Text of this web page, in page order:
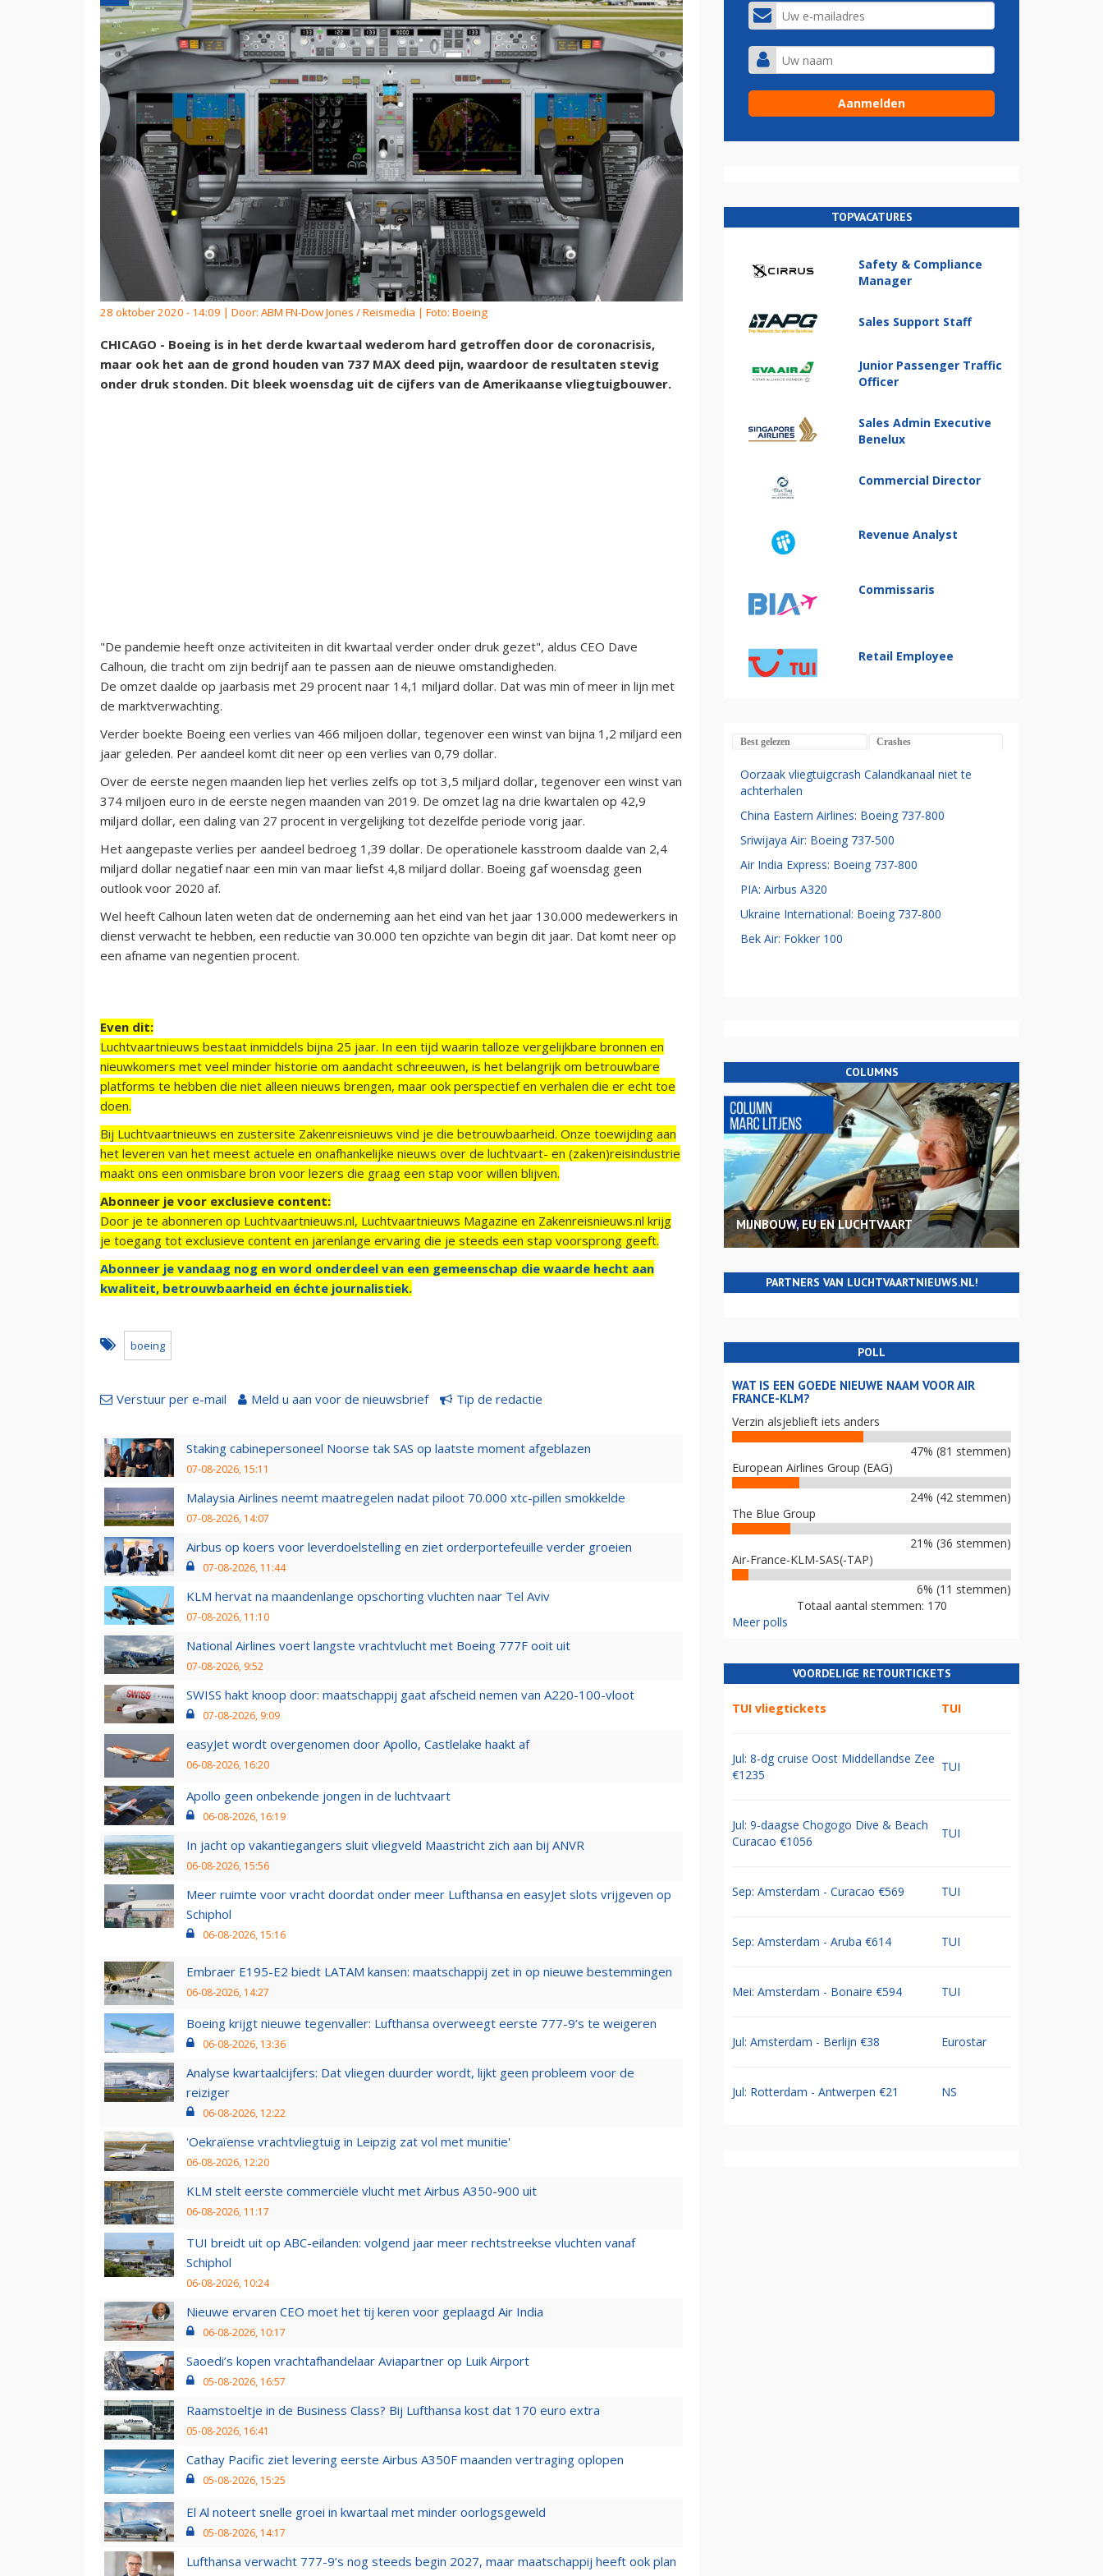
28 oktober 2020 - 14:09 | Door: ABM FN-Dow Jones / Reismedia | Foto: Boeing
CHICAGO - Boeing is in het derde kwartaal wederom hard getroffen door de coronacrisis,
maar ook het aan de grond houden van 737 MAX deed pijn, waardoor de resultaten stevig
onder druk stonden. Dit bleek woensdag uit de cijfers van de Amerikaanse vliegtuigbouwer.
"De pandemie heeft onze activiteiten in dit kwartaal verder onder druk gezet", aldus CEO Dave
Calhoun, die tracht om zijn bedrijf aan te passen aan de nieuwe omstandigheden.
De omzet daalde op jaarbasis met 29 procent naar 14,1 miljard dollar. Dat was min of meer in lijn met
de marktverwachting.
Verder boekte Boeing een verlies van 466 miljoen dollar, tegenover een winst van bijna 1,2 miljard een
jaar geleden. Per aandeel komt dit neer op een verlies van 0,79 dollar.
Over de eerste negen maanden liep het verlies zelfs op tot 3,5 miljard dollar, tegenover een winst van
374 miljoen euro in de eerste negen maanden van 2019. De omzet lag na drie kwartalen op 42,9
miljard dollar, een daling van 27 procent in vergelijking tot dezelfde periode vorig jaar.
Het aangepaste verlies per aandeel bedroeg 1,39 dollar. De operationele kasstroom daalde van 2,4
miljard dollar negatief naar een min van maar liefst 4,8 miljard dollar. Boeing gaf woensdag geen
outlook voor 2020 af.
Wel heeft Calhoun laten weten dat de onderneming aan het eind van het jaar 130.000 medewerkers in
dienst verwacht te hebben, een reductie van 30.000 ten opzichte van begin dit jaar. Dat komt neer op
een afname van negentien procent.
Even dit:
Luchtvaartnieuws bestaat inmiddels bijna 25 jaar. In een tijd waarin talloze vergelijkbare bronnen en
nieuwkomers met veel minder historie om aandacht schreeuwen, is het belangrijk om betrouwbare
platforms te hebben die niet alleen nieuws brengen, maar ook perspectief en verhalen die er echt toe
doen.
Bij Luchtvaartnieuws en zustersite Zakenreisnieuws vind je die betrouwbaarheid. Onze toewijding aan
het leveren van het meest actuele en onafhankelijke nieuws over de luchtvaart- en (zaken)reisindustrie
maakt ons een onmisbare bron voor lezers die graag een stap voor willen blijven.
Abonneer je voor exclusieve content:
Door je te abonneren op Luchtvaartnieuws.nl, Luchtvaartnieuws Magazine en Zakenreisnieuws.nl krijg
je toegang tot exclusieve content en jarenlange ervaring die je steeds een stap voorsprong geeft.
Abonneer je vandaag nog en word onderdeel van een gemeenschap die waarde hecht aan
kwaliteit, betrouwbaarheid en échte journalistiek.
boeing
Verstuur per e-mail Meld u aan voor de nieuwsbrief Tip de redactie
Staking cabinepersoneel Noorse tak SAS op laatste moment afgeblazen
07-08-2026, 15:11
Malaysia Airlines neemt maatregelen nadat piloot 70.000 xtc-pillen smokkelde
07-08-2026, 14:07
Airbus op koers voor leverdoelstelling en ziet orderportefeuille verder groeien
07-08-2026, 11:44
KLM hervat na maandenlange opschorting vluchten naar Tel Aviv
07-08-2026, 11:10
National Airlines voert langste vrachtvlucht met Boeing 777F ooit uit
07-08-2026, 9:52
SWISS hakt knoop door: maatschappij gaat afscheid nemen van A220-100-vloot
07-08-2026, 9:09
easyJet wordt overgenomen door Apollo, Castlelake haakt af
06-08-2026, 16:20
Apollo geen onbekende jongen in de luchtvaart
06-08-2026, 16:19
In jacht op vakantiegangers sluit vliegveld Maastricht zich aan bij ANVR
06-08-2026, 15:56
Meer ruimte voor vracht doordat onder meer Lufthansa en easyJet slots vrijgeven op
Schiphol
06-08-2026, 15:16
Embraer E195-E2 biedt LATAM kansen: maatschappij zet in op nieuwe bestemmingen
06-08-2026, 14:27
Boeing krijgt nieuwe tegenvaller: Lufthansa overweegt eerste 777-9’s te weigeren
06-08-2026, 13:36
Analyse kwartaalcijfers: Dat vliegen duurder wordt, lijkt geen probleem voor de
reiziger
06-08-2026, 12:22
'Oekraïense vrachtvliegtuig in Leipzig zat vol met munitie'
06-08-2026, 12:20
KLM stelt eerste commerciële vlucht met Airbus A350-900 uit
06-08-2026, 11:17
TUI breidt uit op ABC-eilanden: volgend jaar meer rechtstreekse vluchten vanaf
Schiphol
06-08-2026, 10:24
Nieuwe ervaren CEO moet het tij keren voor geplaagd Air India
06-08-2026, 10:17
Saoedi’s kopen vrachtafhandelaar Aviapartner op Luik Airport
05-08-2026, 16:57
Raamstoeltje in de Business Class? Bij Lufthansa kost dat 170 euro extra
05-08-2026, 16:41
Cathay Pacific ziet levering eerste Airbus A350F maanden vertraging oplopen
05-08-2026, 15:25
El Al noteert snelle groei in kwartaal met minder oorlogsgeweld
05-08-2026, 14:17
Lufthansa verwacht 777-9’s nog steeds begin 2027, maar maatschappij heeft ook plan
TOPVACATURES
Safety & Compliance
Manager
Sales Support Staff
Junior Passenger Traffic
Officer
Sales Admin Executive
Benelux
Commercial Director
Revenue Analyst
Commissaris
Retail Employee
Best gelezen Crashes
Oorzaak vliegtuigcrash Calandkanaal niet te
achterhalen
China Eastern Airlines: Boeing 737-800
Sriwijaya Air: Boeing 737-500
Air India Express: Boeing 737-800
PIA: Airbus A320
Ukraine International: Boeing 737-800
Bek Air: Fokker 100
COLUMNS
MIJNBOUW, EU EN LUCHTVAART
PARTNERS VAN LUCHTVAARTNIEUWS.NL!
POLL
WAT IS EEN GOEDE NIEUWE NAAM VOOR AIR
FRANCE-KLM?
Verzin alsjeblieft iets anders
47% (81 stemmen)
European Airlines Group (EAG)
24% (42 stemmen)
The Blue Group
21% (36 stemmen)
Air-France-KLM-SAS(-TAP)
6% (11 stemmen)
Totaal aantal stemmen: 170
Meer polls
VOORDELIGE RETOURTICKETS
TUI vliegtickets TUI
Jul: 8-dg cruise Oost Middellandse Zee
€1235
TUI
Jul: 9-daagse Chogogo Dive & Beach
Curacao €1056
TUI
Sep: Amsterdam - Curacao €569 TUI
Sep: Amsterdam - Aruba €614 TUI
Mei: Amsterdam - Bonaire €594 TUI
Jul: Amsterdam - Berlijn €38 Eurostar
Jul: Rotterdam - Antwerpen €21 NS